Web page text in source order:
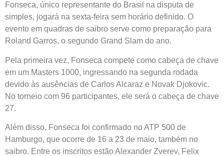
Fonseca, único representante do Brasil na disputa de
simples, jogará na sexta-feira sem horário definido. O
evento em quadras de saibro serve como preparação para
Roland Garros, o segundo Grand Slam do ano.
Pela primeira vez, Fonseca compete como cabeça de chave
em um Masters 1000, ingressando na segunda rodada
devido às ausências de Carlos Alcaraz e Novak Djokovic.
No torneio com 96 participantes, ele será o cabeça de chave
27.
Além disso, Fonseca foi confirmado no ATP 500 de
Hamburgo, que ocorre de 16 a 23 de maio, também no
saibro. Entre os inscritos estão Alexander Zverev, Felix